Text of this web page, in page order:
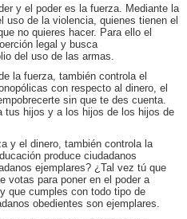
y el poder es la fuerza. Mediante la
uso de la violencia, quienes tienen el
no quieres hacer. Para ello el
legal y busca
del uso de las armas.
la fuerza, también controla el
con respecto al dinero, el
sin que te des cuenta.
tus hijos y a los hijos de los hijos de
y el dinero, también controla la
produce ciudadanos
ejemplares? ¿Tal vez tú que
votas para poner en el poder a
que cumples con todo tipo de
obedientes son ejemplares.